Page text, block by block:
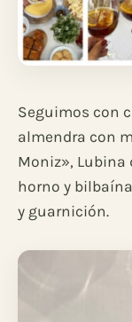
Seguimos con
almendra con
Moniz», Lubina
horno y
y guarnición.